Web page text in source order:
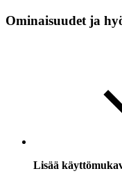
Ominaisuudet ja
Lisää